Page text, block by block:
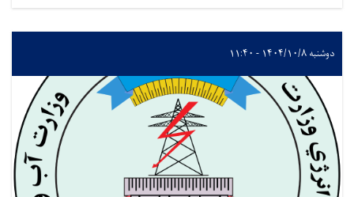
دوشنبه ۱۴۰۴/۱۰/۸ - ۱۱:۴۰